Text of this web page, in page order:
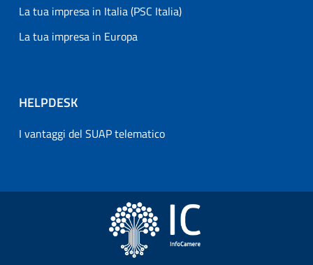
La tua impresa in Italia (PSC Italia)
La tua impresa in Europa
HELPDESK
I vantaggi del SUAP telematico